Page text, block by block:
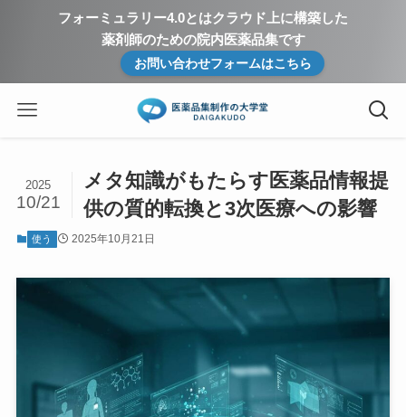
フォーミュラリー4.0とはクラウド上に構築した
薬剤師のための院内医薬品集です
お問い合わせフォームはこちら
メタ知識がもたらす医薬品情報提
供の質的転換と3次医療への影響
2025
10/21
使う 2025年10月21日